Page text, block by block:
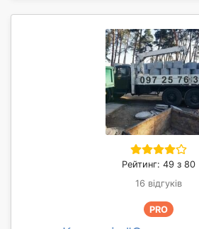
Рейтинг: 49 з 80
16 відгуків
PRO